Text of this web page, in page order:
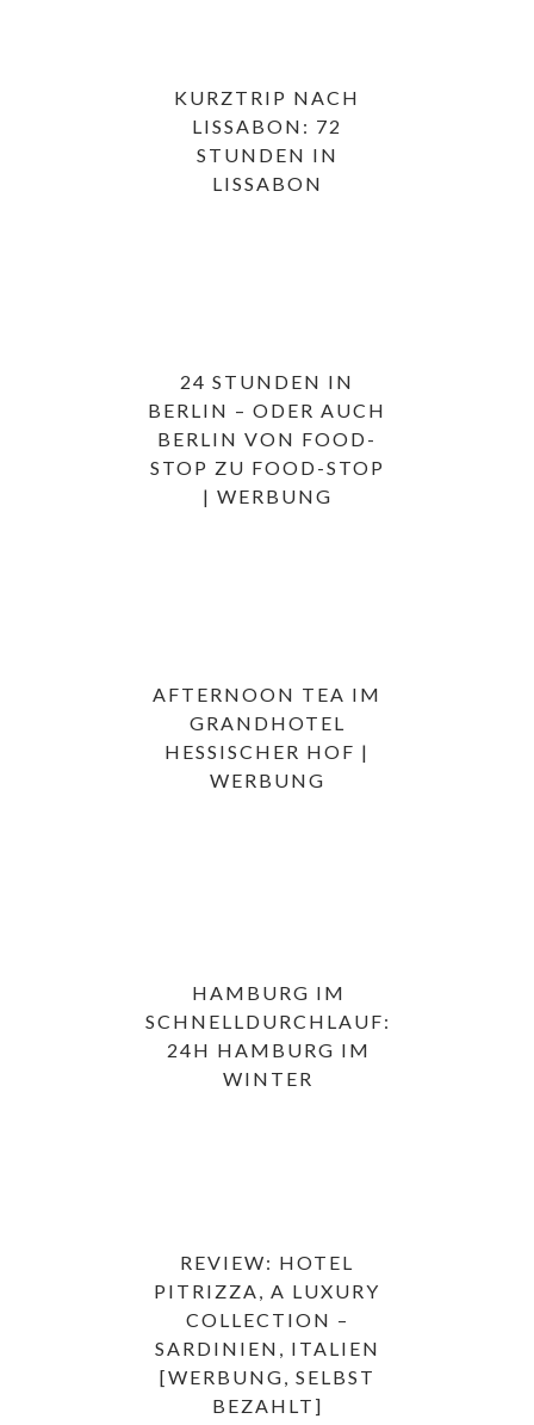
KURZTRIP NACH
LISSABON: 72
STUNDEN IN
LISSABON
24 STUNDEN IN
BERLIN – ODER AUCH
BERLIN VON FOOD-
STOP ZU FOOD-STOP
| WERBUNG
AFTERNOON TEA IM
GRANDHOTEL
HESSISCHER HOF |
WERBUNG
HAMBURG IM
SCHNELLDURCHLAUF:
24H HAMBURG IM
WINTER
REVIEW: HOTEL
PITRIZZA, A LUXURY
COLLECTION –
SARDINIEN, ITALIEN
[WERBUNG, SELBST
BEZAHLT]